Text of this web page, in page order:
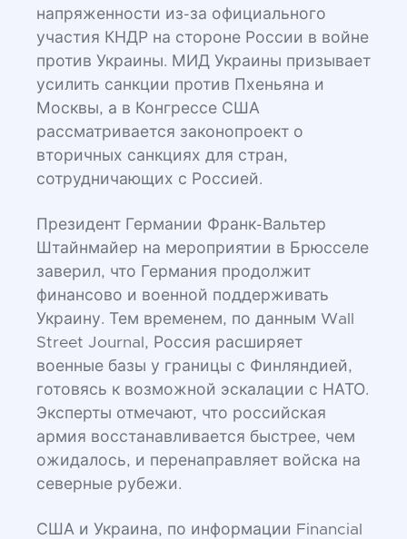
напряженности из-за официального
участия КНДР на стороне России в войне
против Украины. МИД Украины призывает
усилить санкции против Пхеньяна и
Москвы, а в Конгрессе США
рассматривается законопроект о
вторичных санкциях для стран,
сотрудничающих с Россией.
Президент Германии Франк-Вальтер
Штайнмайер на мероприятии в Брюсселе
заверил, что Германия продолжит
финансово и военной поддерживать
Украину. Тем временем, по данным Wall
Street Journal, Россия расширяет
военные базы у границы с Финляндией,
готовясь к возможной эскалации с НАТО.
Эксперты отмечают, что российская
армия восстанавливается быстрее, чем
ожидалось, и перенаправляет войска на
северные рубежи.
США и Украина, по информации Financial